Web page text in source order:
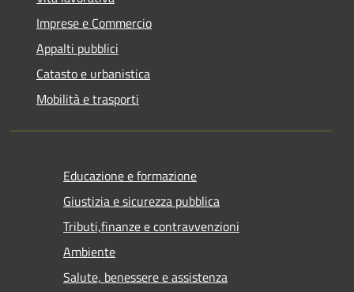
Imprese e Commercio
Appalti pubblici
Catasto e urbanistica
Mobilità e trasporti
Educazione e formazione
Giustizia e sicurezza pubblica
Tributi,finanze e contravvenzioni
Ambiente
Salute, benessere e assistenza